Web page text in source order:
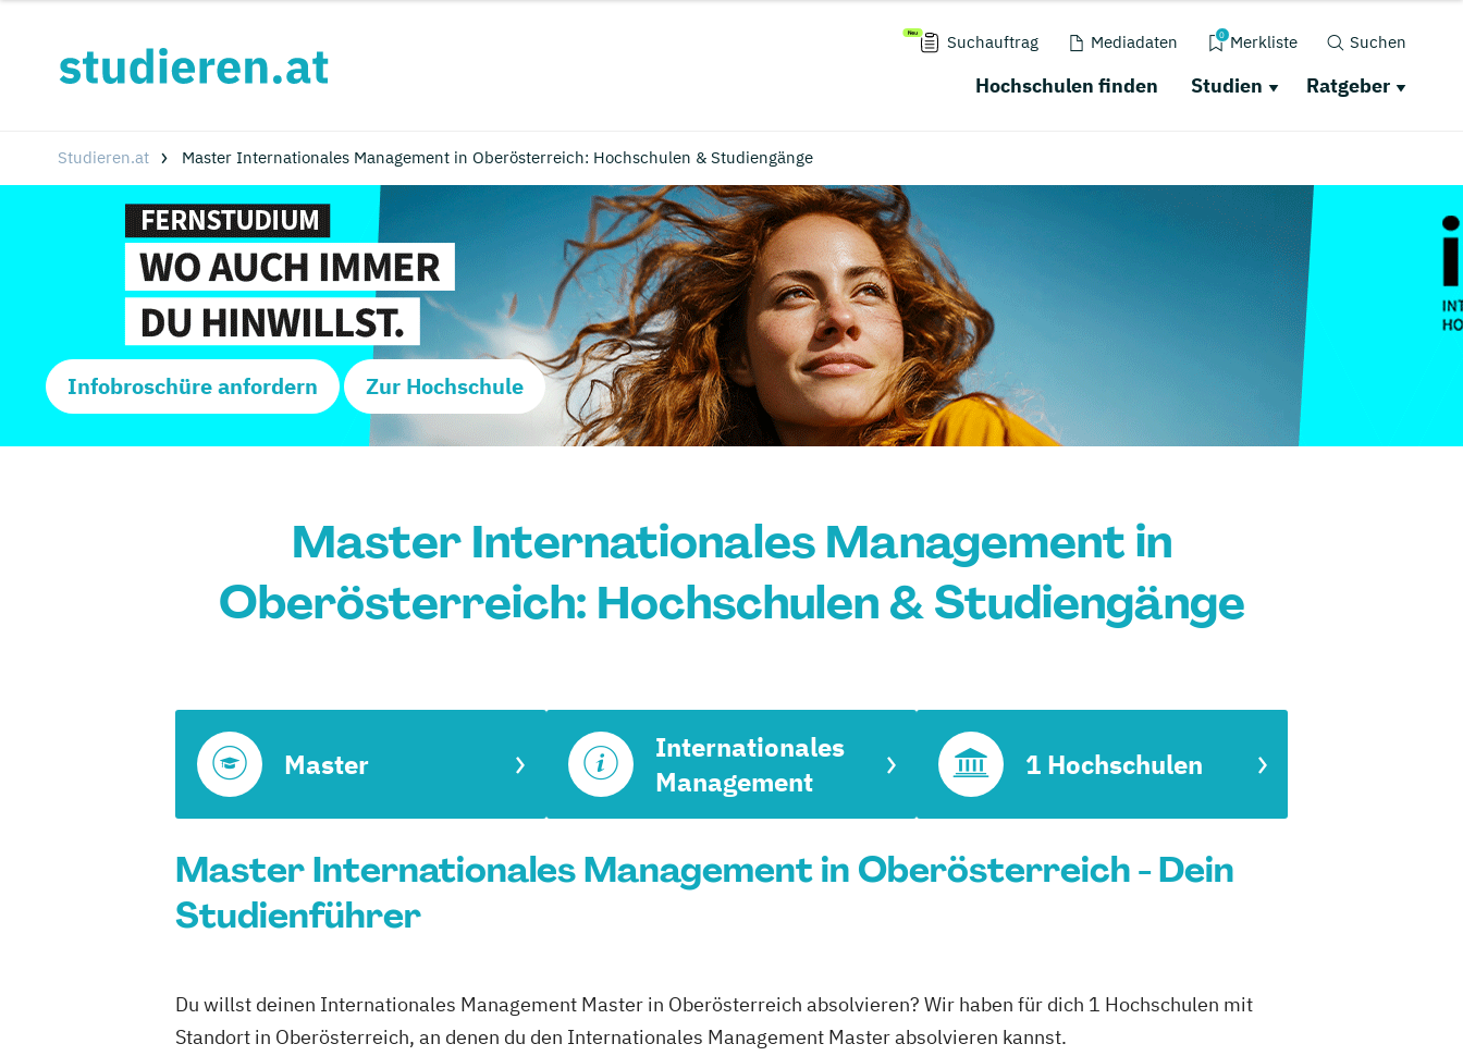
Suchauftrag Mediadaten 0 Merkliste Suchen
Hochschulen finden Studien Ratgeber
Studieren.at Master Internationales Management in Oberösterreich: Hochschulen & Studiengänge
Infobroschüre anfordern Zur Hochschule
Master Internationales Management in
Oberösterreich: Hochschulen & Studiengänge
Master
Internationales
Management
1 Hochschulen
Master Internationales Management in Oberösterreich - Dein
Studienführer
Du willst deinen Internationales Management Master in Oberösterreich absolvieren? Wir haben für dich 1 Hochschulen mit
Standort in Oberösterreich, an denen du den Internationales Management Master absolvieren kannst.